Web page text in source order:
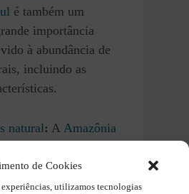
de Cookies
experiências, utilizamos tecnologias
é também um
importância
à abundância de
incluindo as
natural: A Amazônia
natural, particularmente
sal, que está localizada